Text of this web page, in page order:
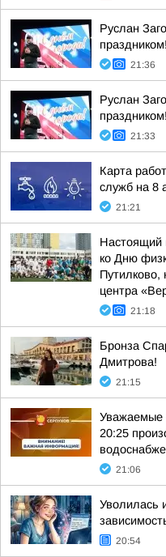
Руслан
21:36
Руслан
21:33
Карта
служб на 8
21:21
Настоящий
ко Дню
Путилково,
центра
21:18
Бронза
Дмитрова!
21:15
Уважаемые
20:25
21:06
Уволилась
20:54